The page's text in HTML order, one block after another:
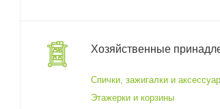
Хозяйственные
Спички, зажигалки и
Этажерки и корзины